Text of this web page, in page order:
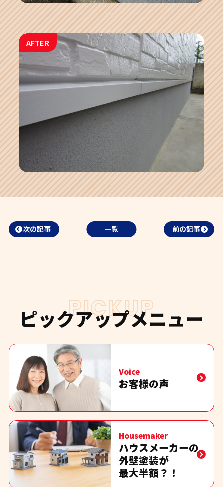
AFTER
次の記事 一覧 前の記事
PICKUP
ピックアップメニュー
Voice
お客様の声
Housemaker
ハウスメーカーの
外壁塗装が
最大半額？！